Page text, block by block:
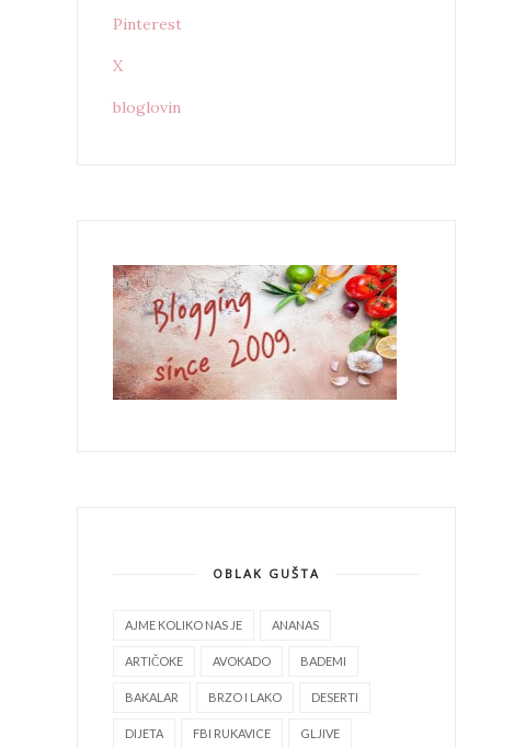
Pinterest
X
bloglovin
OBLAK GUŠTA
AJME KOLIKO NAS JE ANANAS
ARTIČOKE AVOKADO BADEMI
BAKALAR BRZO I LAKO DESERTI
DIJETA FBI RUKAVICE GLJIVE